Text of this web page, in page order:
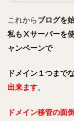
これからブログを
私もⅩサーバーを
ャンペーンで
ドメイン１つまで
出来ます。
ドメイン移管の面